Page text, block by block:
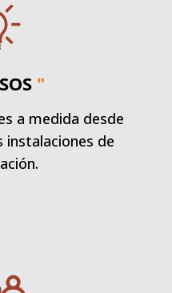
"
a medida desde
instalaciones de